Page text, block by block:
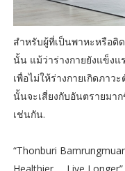
สำหรับผู้ที่เป็นพาหะหรือติ
นั้น แม้ว่าร่างกายยังแข็ง
เพื่อไม่ให้ร่างกายเกิดภาว
นั้นจะเสี่ยงกับอันตรายมา
เช่นกัน.
“Thonburi
Healthier … Live Longer”